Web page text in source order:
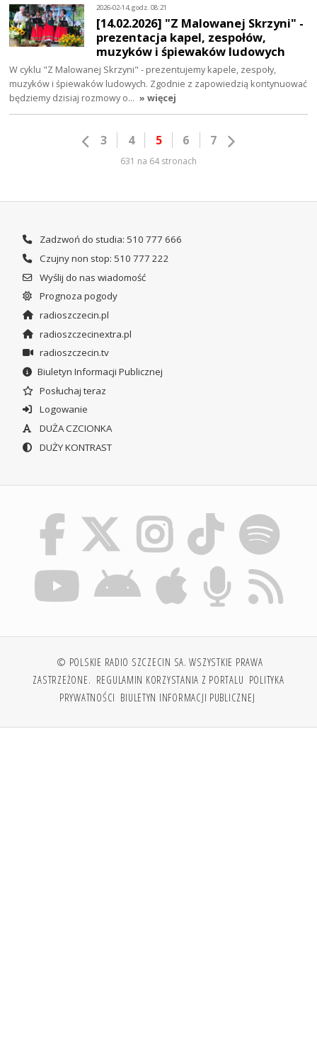
2026-02-14, godz. 08:21
[14.02.2026] "Z Malowanej Skrzyni" -
prezentacja kapel, zespołów,
muzyków i śpiewaków ludowych
W cyklu "Z Malowanej Skrzyni" - prezentujemy kapele, zespoły,
muzyków i śpiewaków ludowych. Zgodnie z zapowiedzią kontynuować
będziemy dzisiaj rozmowy o… » więcej
3 4 5 6 7
631 na 64 stronach
Zadzwoń do studia: 510 777 666
Czujny non stop: 510 777 222
Wyślij do nas wiadomość
Prognoza pogody
radioszczecin.pl
radioszczecinextra.pl
radioszczecin.tv
Biuletyn Informacji Publicznej
Posłuchaj teraz
Logowanie
DUŻA CZCIONKA
DUŻY KONTRAST
© POLSKIE RADIO SZCZECIN SA. WSZYSTKIE PRAWA
ZASTRZEŻONE. REGULAMIN KORZYSTANIA Z PORTALU POLITYKA
PRYWATNOŚCI BIULETYN INFORMACJI PUBLICZNEJ